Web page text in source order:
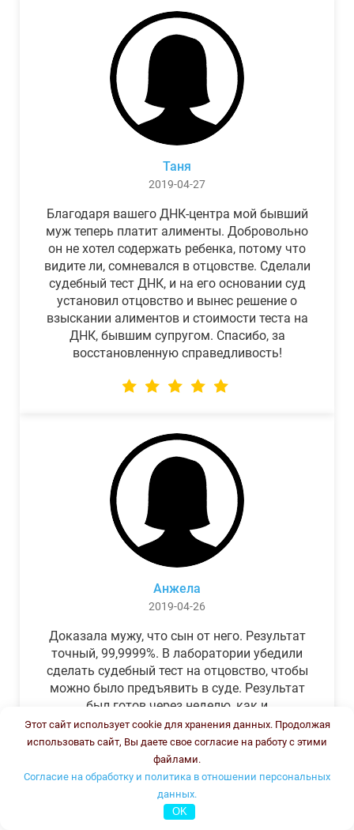
Таня
2019-04-27
Благодаря вашего ДНК-центра мой бывший
муж теперь платит алименты. Добровольно
он не хотел содержать ребенка, потому что
видите ли, сомневался в отцовстве. Сделали
судебный тест ДНК, и на его основании суд
установил отцовство и вынес решение о
взыскании алиментов и стоимости теста на
ДНК, бывшим супругом. Спасибо, за
восстановленную справедливость!
Анжела
2019-04-26
Доказала мужу, что сын от него. Результат
точный, 99,9999%. В лаборатории убедили
сделать судебный тест на отцовство, чтобы
можно было предъявить в суде. Результат
был готов через неделю, как и
обещали.Теперь муж бегает и извиняется.
Этот сайт использует cookie для хранения данных. Продолжая
использовать сайт, Вы даете свое согласие на работу с этими
файлами.
Согласие на обработку и политика в отношении персональных
данных.
OK